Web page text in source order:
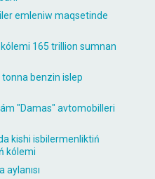
emleniw maqsetinde
kólemi 165 trillion sumnan
tonna benzin islep
"Damas" avtomobilleri
kishi isbilermenliktiń
kólemi
aylanısı